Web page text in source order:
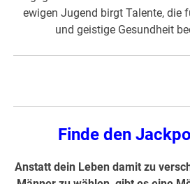
ewigen Jugend birgt Talente, die
und geistige Gesundheit
Finde den
Anstatt dein Leben damit zu